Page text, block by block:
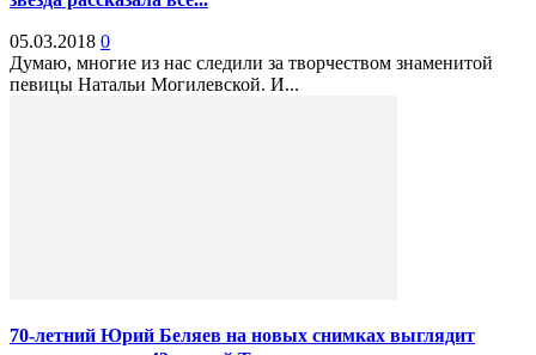
05.03.2018 0
Думаю, многие из нас следили за творчеством знаменитой
певицы Натальи Могилевской. И...
70-летний Юрий Беляев на новых снимках выглядит